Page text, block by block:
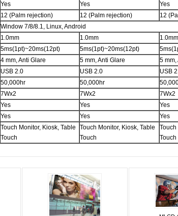
Yes Yes Yes
12 (Palm rejection) 12 (Palm rejection) 12
Window 7/8/8.1, Linux, Android
1.0mm 1.0mm 1.0mm
5ms(1pt)~20ms(12pt) 5ms(1pt)~20ms(12pt)
4 mm, Anti Glare 5 mm, Anti Glare 5 mm,
USB 2.0 USB 2.0 USB
50,000hr 50,000hr
7Wx2 7Wx2 7Wx2
Yes Yes Yes
Yes Yes Yes
Touch Monitor, Kiosk, Table
Touch
Touch Monitor, Kiosk, Table
Touch
Touch
Touch